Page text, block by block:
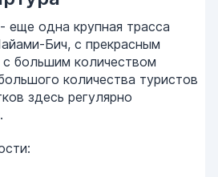
еще одна крупная трасса
Бич, с прекрасным
большим количеством
количества туристов
здесь регулярно